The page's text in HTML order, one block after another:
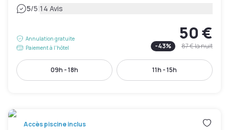
5/5|14 Avis
Annulation gratuite
Paiement à l'hôtel
50 €
-43% 87 €la nuit
09h - 18h 11h - 15h
Accès piscine inclus